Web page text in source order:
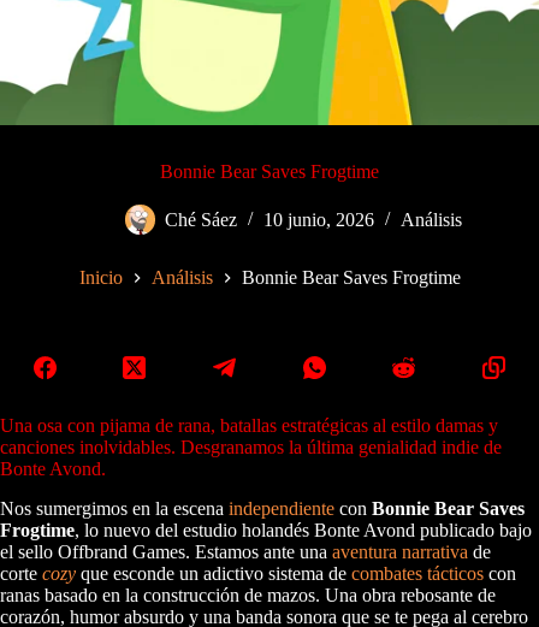
Bonnie Bear Saves Frogtime
Ché Sáez 10 junio, 2026 Análisis
Inicio Análisis Bonnie Bear Saves Frogtime
Una osa con pijama de rana, batallas estratégicas al estilo damas y
canciones inolvidables. Desgranamos la última genialidad indie de
Bonte Avond.
Nos sumergimos en la escena independiente con Bonnie Bear Saves
Frogtime, lo nuevo del estudio holandés Bonte Avond publicado bajo
el sello Offbrand Games. Estamos ante una aventura narrativa de
corte cozy que esconde un adictivo sistema de combates tácticos con
ranas basado en la construcción de mazos. Una obra rebosante de
corazón, humor absurdo y una banda sonora que se te pega al cerebro